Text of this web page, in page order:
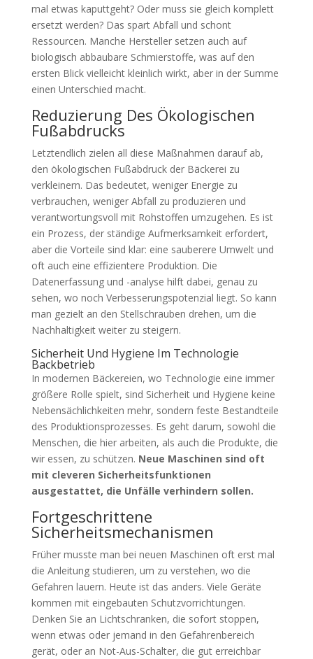
mal etwas kaputtgeht? Oder muss sie gleich komplett
ersetzt werden? Das spart Abfall und schont
Ressourcen. Manche Hersteller setzen auch auf
biologisch abbaubare Schmierstoffe, was auf den
ersten Blick vielleicht kleinlich wirkt, aber in der Summe
einen Unterschied macht.
Reduzierung Des Ökologischen
Fußabdrucks
Letztendlich zielen all diese Maßnahmen darauf ab,
den ökologischen Fußabdruck der Bäckerei zu
verkleinern. Das bedeutet, weniger Energie zu
verbrauchen, weniger Abfall zu produzieren und
verantwortungsvoll mit Rohstoffen umzugehen. Es ist
ein Prozess, der ständige Aufmerksamkeit erfordert,
aber die Vorteile sind klar: eine sauberere Umwelt und
oft auch eine effizientere Produktion. Die
Datenerfassung und -analyse hilft dabei, genau zu
sehen, wo noch Verbesserungspotenzial liegt. So kann
man gezielt an den Stellschrauben drehen, um die
Nachhaltigkeit weiter zu steigern.
Sicherheit Und Hygiene Im Technologie
Backbetrieb
In modernen Bäckereien, wo Technologie eine immer
größere Rolle spielt, sind Sicherheit und Hygiene keine
Nebensächlichkeiten mehr, sondern feste Bestandteile
des Produktionsprozesses. Es geht darum, sowohl die
Menschen, die hier arbeiten, als auch die Produkte, die
wir essen, zu schützen. Neue Maschinen sind oft
mit cleveren Sicherheitsfunktionen
ausgestattet, die Unfälle verhindern sollen.
Fortgeschrittene
Sicherheitsmechanismen
Früher musste man bei neuen Maschinen oft erst mal
die Anleitung studieren, um zu verstehen, wo die
Gefahren lauern. Heute ist das anders. Viele Geräte
kommen mit eingebauten Schutzvorrichtungen.
Denken Sie an Lichtschranken, die sofort stoppen,
wenn etwas oder jemand in den Gefahrenbereich
gerät, oder an Not-Aus-Schalter, die gut erreichbar